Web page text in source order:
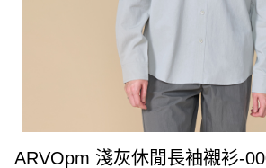
ARVOpm 淺灰休閒長袖襯衫-